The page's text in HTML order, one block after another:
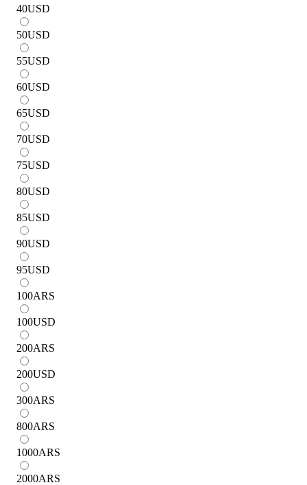
40USD
50USD
55USD
60USD
65USD
70USD
75USD
80USD
85USD
90USD
95USD
100ARS
100USD
200ARS
200USD
300ARS
800ARS
1000ARS
2000ARS